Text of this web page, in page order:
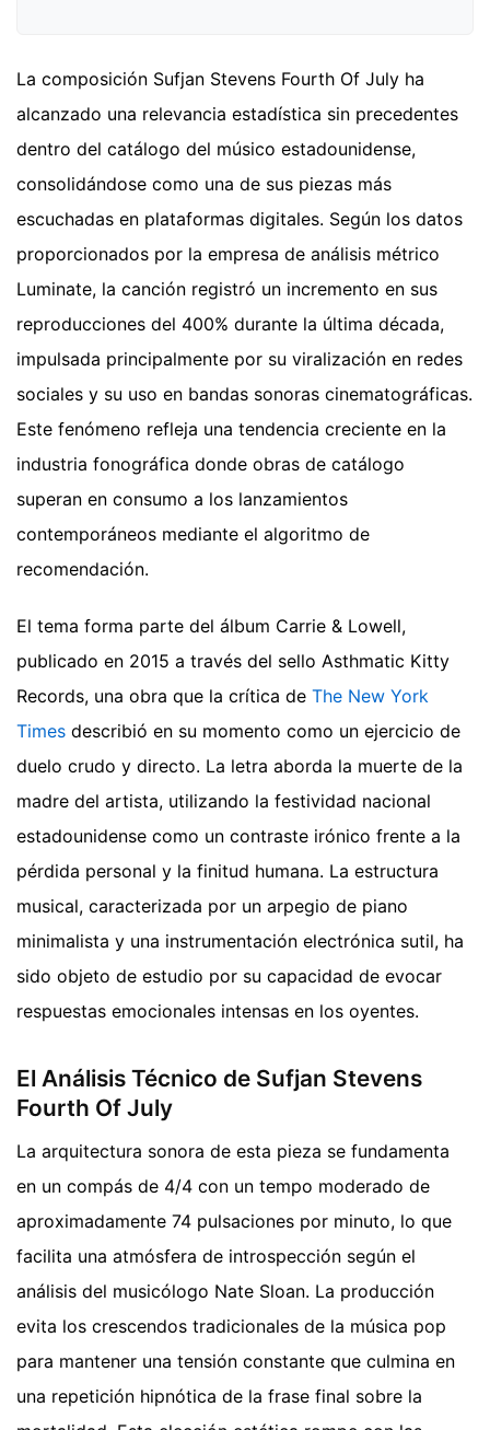
La composición Sufjan Stevens Fourth Of July ha
alcanzado una relevancia estadística sin precedentes
dentro del catálogo del músico estadounidense,
consolidándose como una de sus piezas más
escuchadas en plataformas digitales. Según los datos
proporcionados por la empresa de análisis métrico
Luminate, la canción registró un incremento en sus
reproducciones del 400% durante la última década,
impulsada principalmente por su viralización en redes
sociales y su uso en bandas sonoras cinematográficas.
Este fenómeno refleja una tendencia creciente en la
industria fonográfica donde obras de catálogo
superan en consumo a los lanzamientos
contemporáneos mediante el algoritmo de
recomendación.
El tema forma parte del álbum Carrie & Lowell,
publicado en 2015 a través del sello Asthmatic Kitty
Records, una obra que la crítica de The New York
Times describió en su momento como un ejercicio de
duelo crudo y directo. La letra aborda la muerte de la
madre del artista, utilizando la festividad nacional
estadounidense como un contraste irónico frente a la
pérdida personal y la finitud humana. La estructura
musical, caracterizada por un arpegio de piano
minimalista y una instrumentación electrónica sutil, ha
sido objeto de estudio por su capacidad de evocar
respuestas emocionales intensas en los oyentes.
El Análisis Técnico de Sufjan Stevens
Fourth Of July
La arquitectura sonora de esta pieza se fundamenta
en un compás de 4/4 con un tempo moderado de
aproximadamente 74 pulsaciones por minuto, lo que
facilita una atmósfera de introspección según el
análisis del musicólogo Nate Sloan. La producción
evita los crescendos tradicionales de la música pop
para mantener una tensión constante que culmina en
una repetición hipnótica de la frase final sobre la